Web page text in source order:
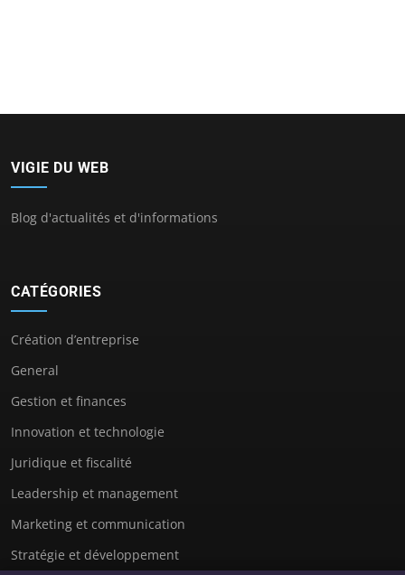
VIGIE DU WEB
Blog d'actualités et d'informations
CATÉGORIES
Création d’entreprise
General
Gestion et finances
Innovation et technologie
Juridique et fiscalité
Leadership et management
Marketing et communication
Stratégie et développement